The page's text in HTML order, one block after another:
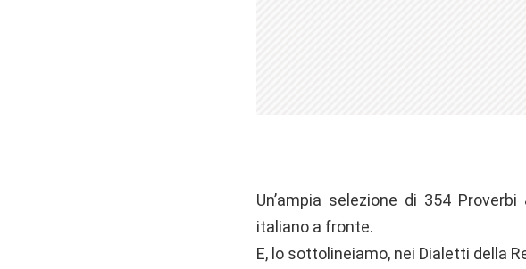
Un’ampia selezione di 354
italiano a fronte.
E, lo sottolineiamo, nei Dialetti della